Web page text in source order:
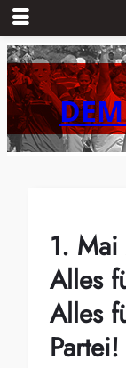
Zum
Inhalt
springen
1.
Alles
Alles
Partei!